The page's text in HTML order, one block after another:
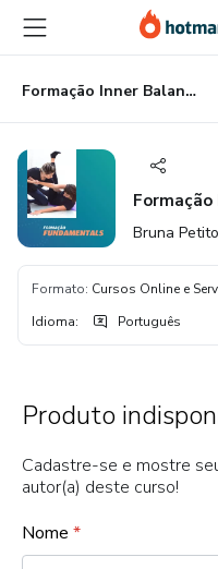
para
conteúdo
principal
para
pagamento
para
rodapé
Formação Inner Balance Fundamentals
Bruna Petito
Formato: Cursos Online e
Idioma: Português
Produto
Cadastre-se e mostre
autor(a) deste curso!
Nome *